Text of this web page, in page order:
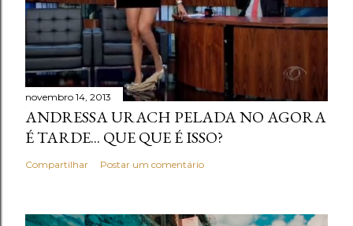
novembro 14, 2013
ANDRESSA URACH PELADA NO AGORA
É TARDE... QUE QUE É ISSO?
Compartilhar Postar um comentário